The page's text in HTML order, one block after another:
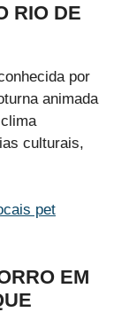
RIO DE
por
animada
culturais,
pet
EM